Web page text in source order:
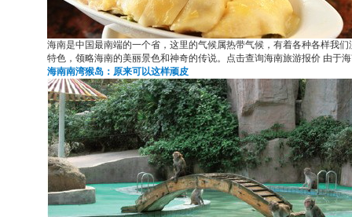
海南是中国最南端的一个省，这里的气候属热带气候，有着各种各样我
特色，领略海南的美丽景色和神奇的传说。点击查询海南旅游报价 由于
海南南湾猴岛：原来可以这样顽皮